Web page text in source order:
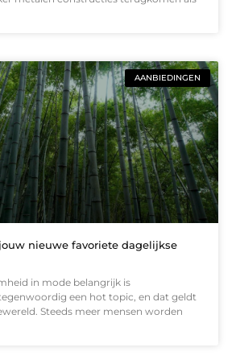
AANBIEDINGEN
nieuwe favoriete dagelijkse
in mode belangrijk is
een hot topic, en dat geldt
Steeds meer mensen worden